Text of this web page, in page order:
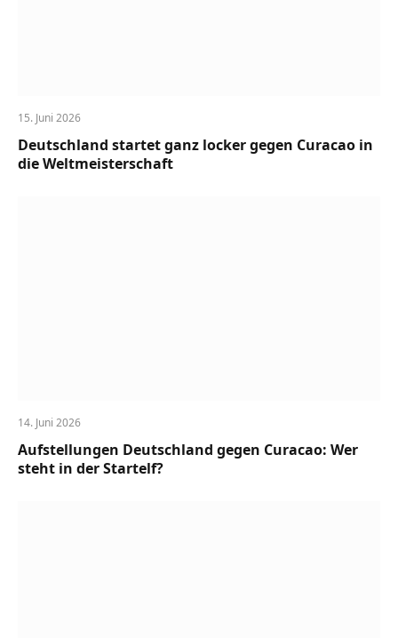
15. Juni 2026
Deutschland startet ganz locker gegen Curacao in
die Weltmeisterschaft
14. Juni 2026
Aufstellungen Deutschland gegen Curacao: Wer
steht in der Startelf?